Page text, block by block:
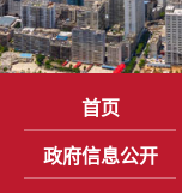
首页
政府信息公开